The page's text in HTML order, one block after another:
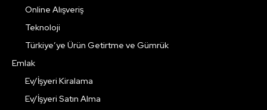
Online Alışveriş
Teknoloji
Türkiye’ye Ürün Getirtme ve Gümrük
Emlak
Ev/İşyeri Kiralama
Ev/İşyeri Satın Alma